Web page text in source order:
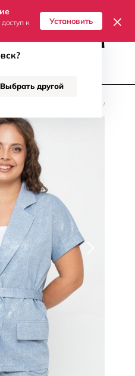
к
Установить ×
?
Выбрать другой
8 (800) 511-71-07
/